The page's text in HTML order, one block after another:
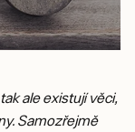
ale existují věci,
Samozřejmě